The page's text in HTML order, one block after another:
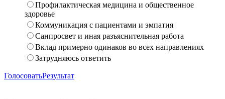
Профилактическая медицина и общественное
здоровье
Коммуникация с пациентами и эмпатия
Санпросвет и иная разъяснительная работа
Вклад примерно одинаков во всех направлениях
Затрудняюсь ответить
ГолосоватьРезультат